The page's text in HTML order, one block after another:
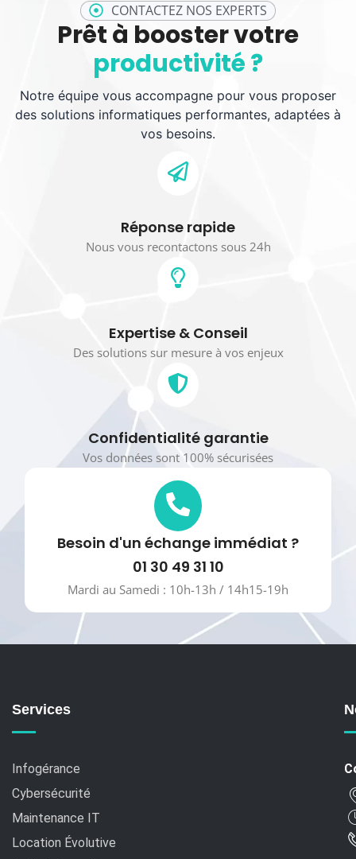
CONTACTEZ NOS EXPERTS
Prêt à booster votre
productivité ?
Notre équipe vous accompagne pour vous proposer
des solutions informatiques performantes, adaptées à
vos besoins.
Réponse rapide
Nous vous recontactons sous 24h
Expertise & Conseil
Des solutions sur mesure à vos enjeux
Confidentialité garantie
Vos données sont 100% sécurisées
Besoin d'un échange immédiat ?
01 30 49 31 10
Mardi au Samedi : 10h-13h / 14h15-19h
Services
Infogérance
Cybersécurité
Maintenance IT
Location Évolutive